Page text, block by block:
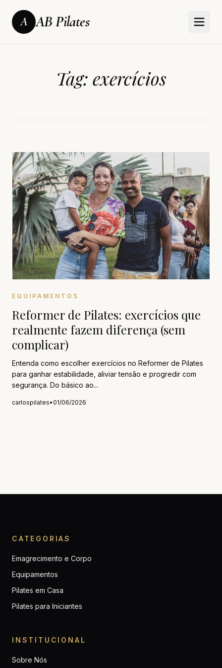
A AB Pilates
Tag: exercícios
EQUIPAMENTOS
Reformer de Pilates: exercícios que
realmente fazem diferença (sem
complicar)
Entenda como escolher exercícios no Reformer de Pilates
para ganhar estabilidade, aliviar tensão e progredir com
segurança. Do básico ao...
carlospilates•01/06/2026
CATEGORIAS
Emagrecimento e Corpo
Equipamentos
Pilates em Casa
Pilates para Iniciantes
INSTITUCIONAL
Sobre Nós